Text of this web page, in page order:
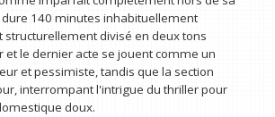
140 minutes inhabituellement
structurellement divisé en deux tons
et le dernier acte se jouent comme un
et pessimiste, tandis que la section
interrompant l'intrigue du thriller pour
doux.